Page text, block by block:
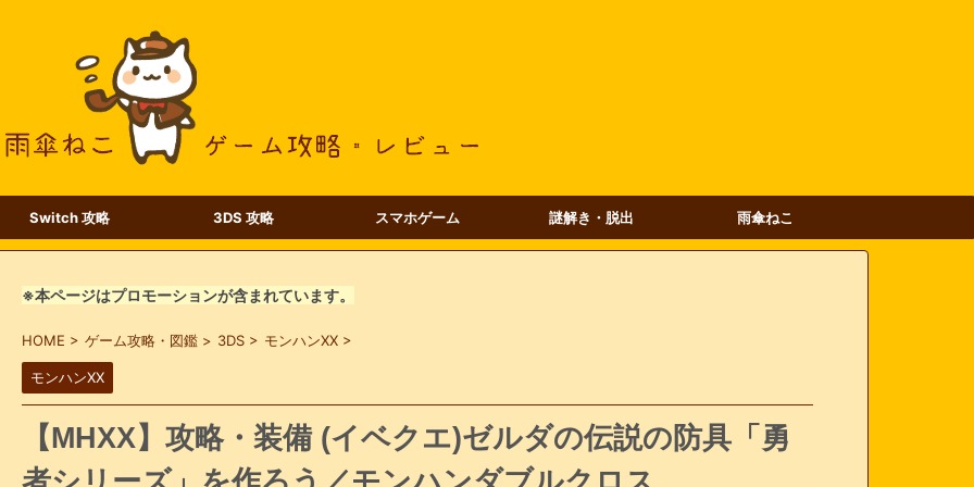
Switch 攻略 3DS 攻略 スマホゲーム 謎解き・脱出 雨傘ねこ
※本ページはプロモーションが含まれています。
HOME > ゲーム攻略・図鑑 > 3DS > モンハンXX >
モンハンXX
【MHXX】攻略・装備 (イベクエ)ゼルダの伝説の防具「勇